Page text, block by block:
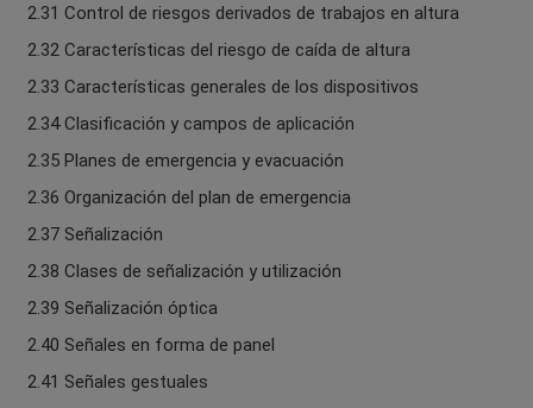
2.31 Control de riesgos derivados de trabajos en altura
2.32 Características del riesgo de caída de altura
2.33 Características generales de los dispositivos
2.34 Clasificación y campos de aplicación
2.35 Planes de emergencia y evacuación
2.36 Organización del plan de emergencia
2.37 Señalización
2.38 Clases de señalización y utilización
2.39 Señalización óptica
2.40 Señales en forma de panel
2.41 Señales gestuales